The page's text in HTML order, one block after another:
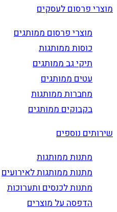
מוצרי פרסום לעסקים
מוצרי פרסום ממותגים
כוסות ממותגות
תיקי גב ממותגים
עטים ממותגים
מחברות ממותגות
בקבוקים ממותגים
שירותים נוספים
מתנות ממותגות
מתנות ממותגות לאירועים
מתנות לכנסים ותערוכות
הדפסה על מוצרים